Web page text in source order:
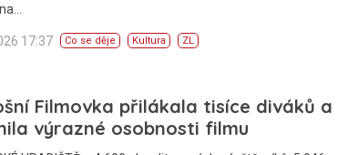
17:37 Co se děje Kultura ZL
Filmovka přilákala tisíce diváků a
výrazné osobnosti filmu